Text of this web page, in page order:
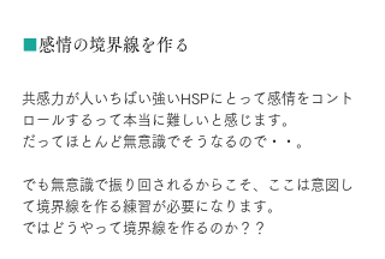
感情の境界線を作る
共感力が人いちばい強いHSPにとって感情をコント
ロールするって本当に難しいと感じます。
だってほとんど無意識でそうなるので・・。
でも無意識で振り回されるからこそ、ここは意図し
て境界線を作る練習が必要になります。
ではどうやって境界線を作るのか？？